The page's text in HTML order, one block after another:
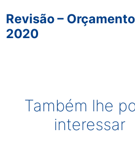
Revisão –
2020
Também lhe
interessar